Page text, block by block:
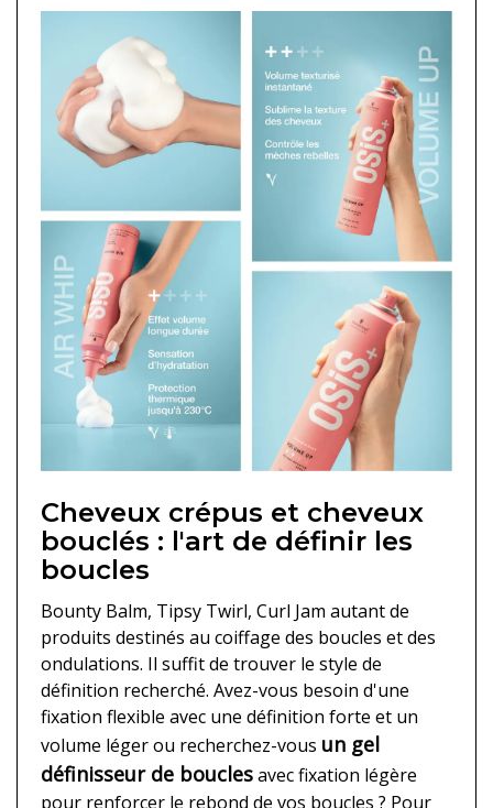
Cheveux crépus et cheveux
bouclés : l'art de définir les
boucles
Bounty Balm, Tipsy Twirl, Curl Jam autant de
produits destinés au coiffage des boucles et des
ondulations. Il suffit de trouver le style de
définition recherché. Avez-vous besoin d'une
fixation flexible avec une définition forte et un
volume léger ou recherchez-vous un gel
définisseur de bouclesavec fixation légère
pour renforcer le rebond de vos boucles ? Pour